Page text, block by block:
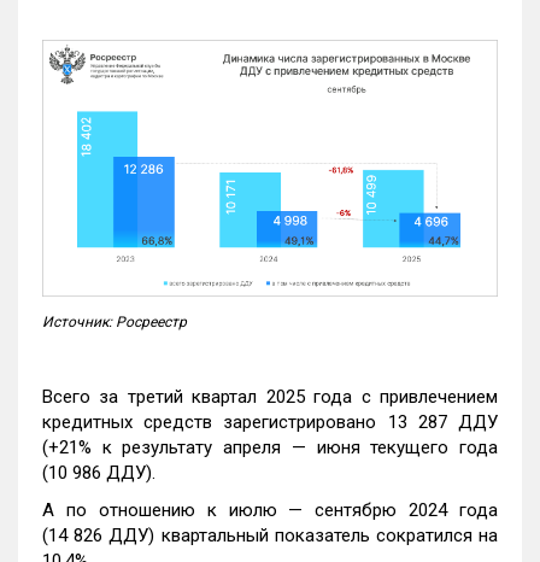
Источник: Росреестр
Всего за третий квартал 2025 года с привлечением
кредитных средств зарегистрировано 13 287 ДДУ
(+21% к результату апреля — июня текущего года
(10 986 ДДУ).
А по отношению к июлю — сентябрю 2024 года
(14 826 ДДУ) квартальный показатель сократился на